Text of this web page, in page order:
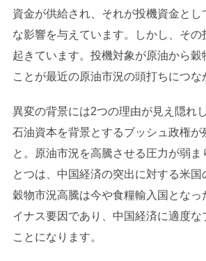
資金が供給され、それが投機資金とし
な影響を与えています。しかし、その
起きています。投機対象が原油から穀
ことが最近の原油市況の頭打ちにつな
異変の背景には2つの理由が見え隠れ
石油資本を背景とするブッシュ政権が
と。原油市況を高騰させる圧力が弱ま
とつは、中国経済の突出に対する米国
穀物市況高騰は今や食糧輸入国となっ
イナス要因であり、中国経済に適度な
ことになります。